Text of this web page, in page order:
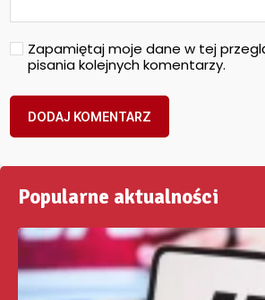
Zapamiętaj moje dane w tej
pisania kolejnych komentarzy.
Popularne aktualności